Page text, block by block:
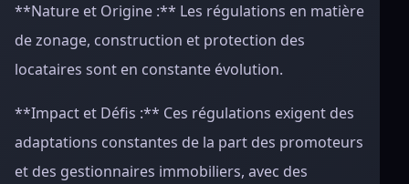
**Nature et Origine :** Les régulations en matière
de zonage, construction et protection des
locataires sont en constante évolution.
**Impact et Défis :** Ces régulations exigent des
adaptations constantes de la part des promoteurs
et des gestionnaires immobiliers, avec des